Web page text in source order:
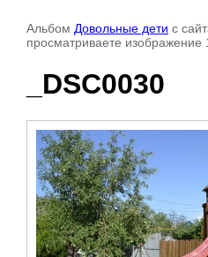
Альбом Довольные дети с
просматриваете изображение
_DSC0030